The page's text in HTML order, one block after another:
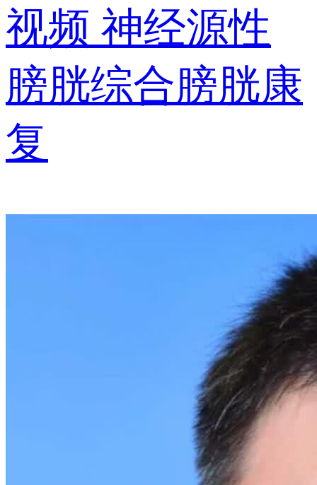
视频 神经源性
膀胱综合膀胱康
复